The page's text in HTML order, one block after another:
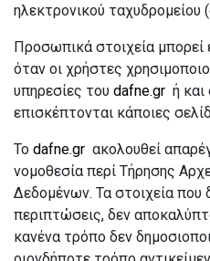
ηλεκτρονικού ταχυδρομείου
Προσωπικά στοιχεία μπορεί
όταν οι χρήστες
υπηρεσίες του dafne.gr ή και
επισκέπτονται κάποιες
Το dafne.gr ακολουθεί
νομοθεσία περί Τήρησης
Δεδομένων. Τα στοιχεία
περιπτώσεις, δεν
κανένα τρόπο δεν